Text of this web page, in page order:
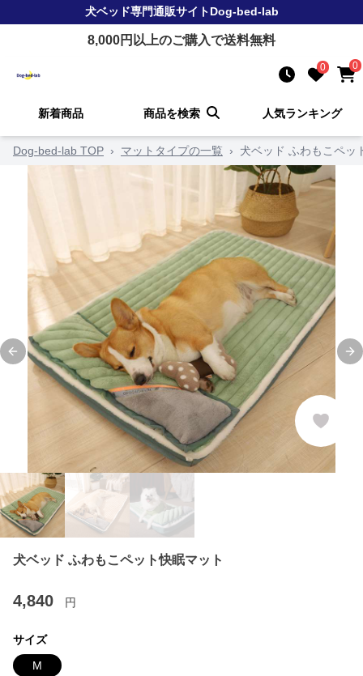
犬ベッド専門通販サイトDog-bed-lab
8,000円以上のご購入で送料無料
0 0
新着商品 商品を検索 人気ランキング
Dog-bed-lab TOP › マットタイプの一覧 › 犬ベッド ふわもこペッ
Previous slide
犬ベッド ふわもこペット快眠マット
4,840 円
サイズ
M